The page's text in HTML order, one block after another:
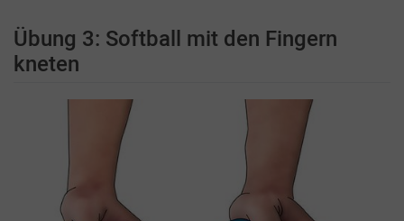
Übung 3: Softball mit den Fingern
kneten